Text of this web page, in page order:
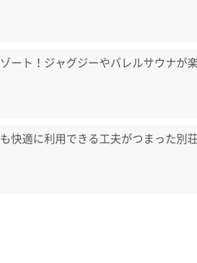
ート！ジャグジーやバレルサウナが
快適に利用できる工夫がつまった別